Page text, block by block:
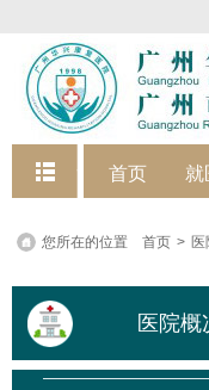
快捷菜单
首页 就
您所在的位置 首页 >
医院概